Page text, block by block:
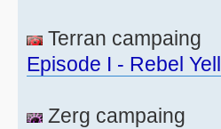
Terran campaing
Episode I - Rebel Yell
Zerg campaing